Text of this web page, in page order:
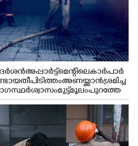
അപ്പാർട്ട്മെന്റിലെ കാർ പാർ
തീപിടിത്തം അണയ്ക്കാൻ ശ്രമിച്ച
ശ്വാസം മുട്ട് മൂലം പുറത്തേ